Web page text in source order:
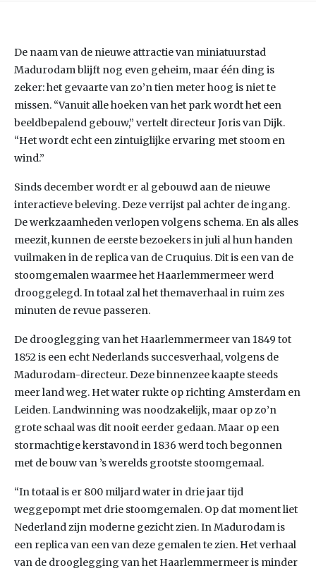
De naam van de nieuwe attractie van miniatuurstad
Madurodam blijft nog even geheim, maar één ding is
zeker: het gevaarte van zo’n tien meter hoog is niet te
missen. “Vanuit alle hoeken van het park wordt het een
beeldbepalend gebouw,” vertelt directeur Joris van Dijk.
“Het wordt echt een zintuiglijke ervaring met stoom en
wind.”
Sinds december wordt er al gebouwd aan de nieuwe
interactieve beleving. Deze verrijst pal achter de ingang.
De werkzaamheden verlopen volgens schema. En als alles
meezit, kunnen de eerste bezoekers in juli al hun handen
vuilmaken in de replica van de Cruquius. Dit is een van de
stoomgemalen waarmee het Haarlemmermeer werd
drooggelegd. In totaal zal het themaverhaal in ruim zes
minuten de revue passeren.
De drooglegging van het Haarlemmermeer van 1849 tot
1852 is een echt Nederlands succesverhaal, volgens de
Madurodam-directeur. Deze binnenzee kaapte steeds
meer land weg. Het water rukte op richting Amsterdam en
Leiden. Landwinning was noodzakelijk, maar op zo’n
grote schaal was dit nooit eerder gedaan. Maar op een
stormachtige kerstavond in 1836 werd toch begonnen
met de bouw van ’s werelds grootste stoomgemaal.
“In totaal is er 800 miljard water in drie jaar tijd
weggepompt met drie stoomgemalen. Op dat moment liet
Nederland zijn moderne gezicht zien. In Madurodam is
een replica van een van deze gemalen te zien. Het verhaal
van de drooglegging van het Haarlemmermeer is minder